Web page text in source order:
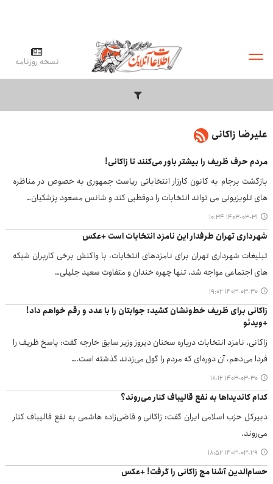
نسخه روزنامه
علیرضا زاکانی
مردم حرف ظریف را بیشتر باور می‌کنند تا زاکانی!
بازگشت برجام به کانون کارزار انتخاباتی ریاست جمهوری به خصوص در مناظره
های تلویزیونی می تواند انتخابات را دوقطبی کند و شانس مسعود پزشکیان…
۱۴۰۳-۰۳-۳۱ ۱۰:۳۴
شهرداری تهران طرفدار این نامزد انتخابات است +عکس
تبلیغات شهرداری تهران برای نامزدهای انتخابات، با واکنش برخی کاربران شبکه
های اجتماعی مواجه شد، تنها چهره خندان و متفاوت سعید جلیلی…
۱۴۰۳-۰۳-۳۰ ۱۹:۰۲
زاکانی برای ظریف خط‌و‌نشان کشید: جوابتان را با عدد و رقم خواهم داد!
+ویدئو
زاکانی، نامزد انتخابات درباره سخنان دیروز وزیر سابق خارجه گفت: پاسخ ظریف را
فردا می‌دهم، آن دوره‌ای که مردم را گول می‌زدند گذشته است.…
۱۴۰۳-۰۳-۳۰ ۱۸:۱۲
کدام کاندیداها به نفع قالیباف کنار می‌روند؟
دبیرکل حزب اسلامی ایران‌ گفت: زاکانی و قاضی‌زاده هاشمی به نفع قالیباف کنار
می‌روند.
۱۴۰۳-۰۳-۲۹ ۱۸:۵۲
حسام‌الدین آشنا مچ زاکانی را گرفت! +عکس